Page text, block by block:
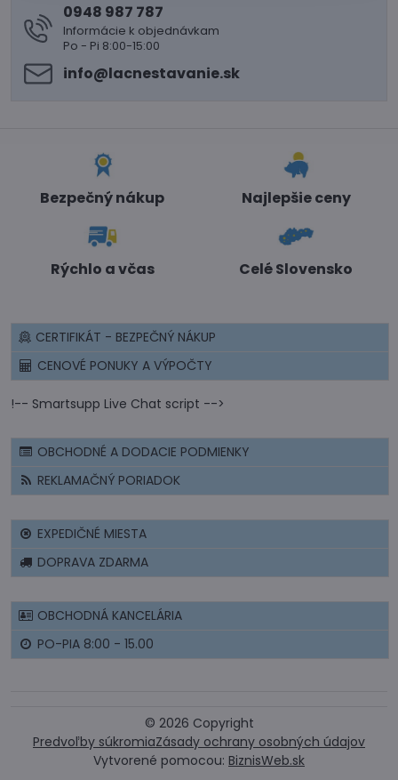
0948 987 787
Informácie k objednávkam
Po - Pi 8:00-15:00
info​@lacnestavanie​.sk
Bezpečný nákup Najlepšie ceny
Rýchlo a včas Celé Slovensko
CERTIFIKÁT - BEZPEČNÝ NÁKUP
CENOVÉ PONUKY A VÝPOČTY
!-- Smartsupp Live Chat script -->
OBCHODNÉ A DODACIE PODMIENKY
REKLAMAČNÝ PORIADOK
EXPEDIČNÉ MIESTA
DOPRAVA ZDARMA
OBCHODNÁ KANCELÁRIA
PO-PIA 8:00 - 15.00
© 2026 Copyright
Predvoľby súkromiaZásady ochrany osobných údajov
Vytvorené pomocou: BiznisWeb.sk